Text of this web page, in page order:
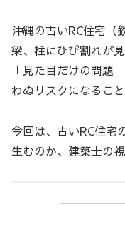
沖縄の古いRC住宅（
梁、柱にひび割れが
「見た目だけの問題
わぬリスクになるこ
今回は、古いRC住宅
生むのか、建築士の